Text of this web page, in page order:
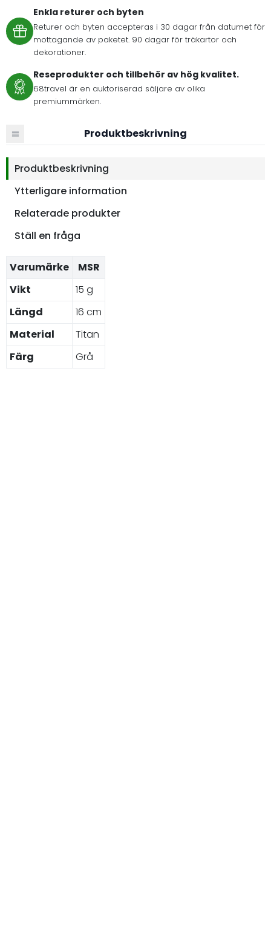
Enkla returer och byten
Returer och byten accepteras i 30 dagar från datumet för
mottagande av paketet. 90 dagar för träkartor och
dekorationer.
Reseprodukter och tillbehör av hög kvalitet.
68travel är en auktoriserad säljare av olika
premiummärken.
Produktbeskrivning
Produktbeskrivning
Ytterligare information
Relaterade produkter
Ställ en fråga
Varumärke
MSR
Vikt
15 g
Längd
16 cm
Material
Titan
Färg
Grå